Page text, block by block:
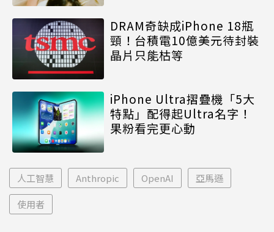
DRAM奇缺成iPhone 18瓶
頸！台積電10億美元待封裝
晶片只能枯等
iPhone Ultra摺疊機「5大
特點」配得起Ultra名字！
果粉看完更心動
人工智慧 Anthropic OpenAI 亞馬遜
使用者